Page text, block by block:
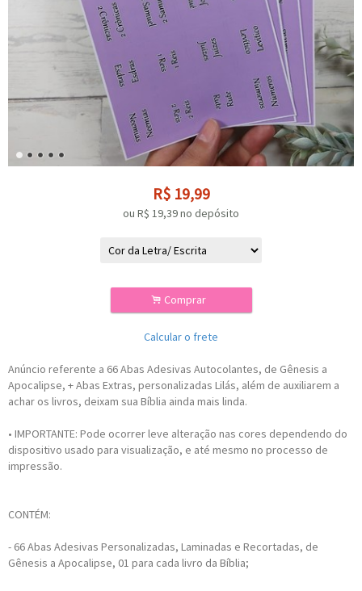
R$ 19,99
ou R$ 19,39no depósito
. Comprar
Calcular o frete
Anúncio referente a 66 Abas Adesivas Autocolantes, de Gênesis a
Apocalipse, + Abas Extras, personalizadas Lilás, além de auxiliarem a
achar os livros, deixam sua Bíblia ainda mais linda.
• IMPORTANTE: Pode ocorrer leve alteração nas cores dependendo do
dispositivo usado para visualização, e até mesmo no processo de
impressão.
CONTÉM:
- 66 Abas Adesivas Personalizadas, Laminadas e Recortadas, de
Gênesis a Apocalipse, 01 para cada livro da Bíblia;